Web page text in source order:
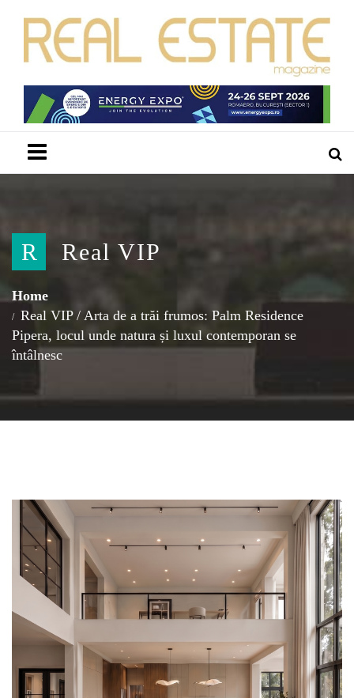
R Real VIP
Home
Real VIP / Arta de a trăi frumos: Palm Residence
Pipera, locul unde natura și luxul contemporan se
întâlnesc